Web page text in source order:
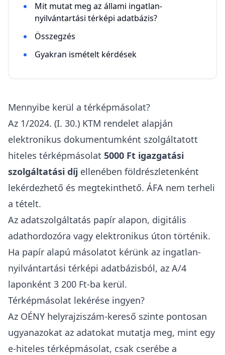
Mit mutat meg az állami ingatlan-
nyilvántartási térképi adatbázis?
Összegzés
Gyakran ismételt kérdések
Mennyibe kerül a térképmásolat?
Az 1/2024. (I. 30.) KTM rendelet alapján
elektronikus dokumentumként szolgáltatott
hiteles térképmásolat 5000 Ft igazgatási
szolgáltatási díj ellenében földrészletenként
lekérdezhető és megtekinthető. ÁFA nem terheli
a tételt.
Az adatszolgáltatás papír alapon, digitális
adathordozóra vagy elektronikus úton történik.
Ha papír alapú másolatot kérünk az ingatlan-
nyilvántartási térképi adatbázisból, az A/4
laponként 3 200 Ft-ba kerül.
Térképmásolat lekérése ingyen?
Az OÉNY helyrajziszám-kereső szinte pontosan
ugyanazokat az adatokat mutatja meg, mint egy
e-hiteles térképmásolat, csak cserébe a